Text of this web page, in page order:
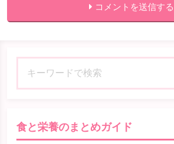
コメントを送信する
食と栄養のまとめガイド